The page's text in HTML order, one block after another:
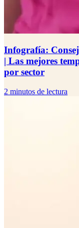
Infografía:
| Las mejores
por sector
2 minutos de lectura